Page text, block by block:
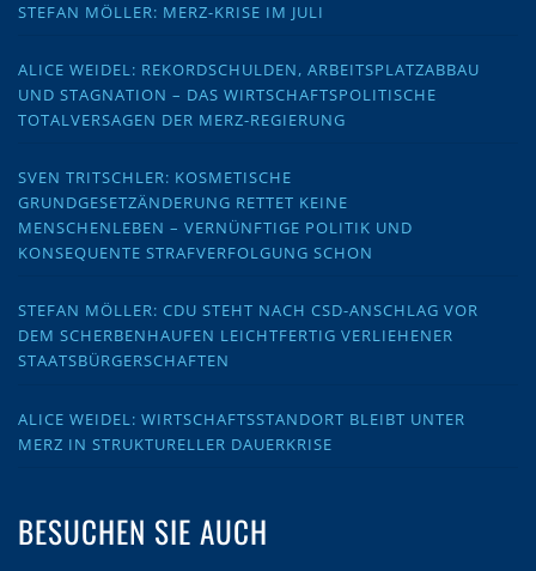
STEFAN MÖLLER: MERZ-KRISE IM JULI
ALICE WEIDEL: REKORDSCHULDEN, ARBEITSPLATZABBAU
UND STAGNATION – DAS WIRTSCHAFTSPOLITISCHE
TOTALVERSAGEN DER MERZ-REGIERUNG
SVEN TRITSCHLER: KOSMETISCHE
GRUNDGESETZÄNDERUNG RETTET KEINE
MENSCHENLEBEN – VERNÜNFTIGE POLITIK UND
KONSEQUENTE STRAFVERFOLGUNG SCHON
STEFAN MÖLLER: CDU STEHT NACH CSD-ANSCHLAG VOR
DEM SCHERBENHAUFEN LEICHTFERTIG VERLIEHENER
STAATSBÜRGERSCHAFTEN
ALICE WEIDEL: WIRTSCHAFTSSTANDORT BLEIBT UNTER
MERZ IN STRUKTURELLER DAUERKRISE
BESUCHEN SIE AUCH